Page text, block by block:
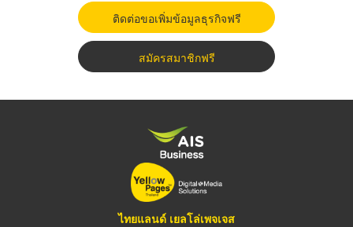
ติดต่อขอเพิ่มข้อมูลธุรกิจฟรี
สมัครสมาชิกฟรี
ไทยแลนด์ เยลโล่เพจเจส